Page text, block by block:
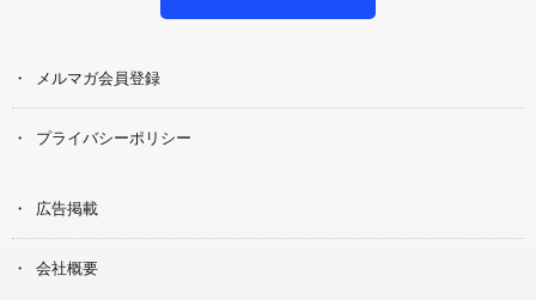
メルマガ会員登録
プライバシーポリシー
広告掲載
会社概要